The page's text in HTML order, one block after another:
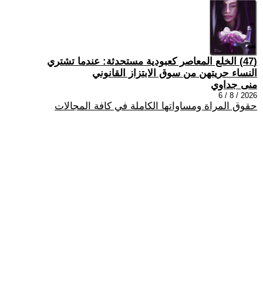
(47) الخلع المعاصر كعبودية مستحدثة: عندما تشتري
النساء حريتهن من سوق الابتزاز القانوني
منى جداوي
2026 / 8 / 6
حقوق المراة ومساواتها الكاملة في كافة المجالات